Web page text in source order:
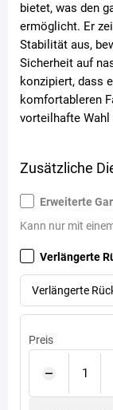
bietet, was den
ermöglicht. Er
Stabilität aus,
Sicherheit auf
konzipiert, dass
komfortableren
vorteilhafte Wahl
Zusätzliche
Erweiterte
Kann nur mit
Verlängerte
Verlängerte
Preis